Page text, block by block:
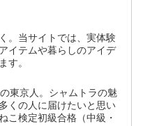
。当サイトでは、実体験
イテムや暮らしのアイデ
す。
東京人。シャムトラの魅
くの人に届けたいと思い
こ検定初級合格（中級・